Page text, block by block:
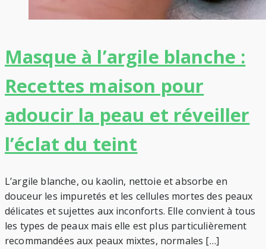
Masque à l’argile blanche :
Recettes maison pour
adoucir la peau et réveiller
l’éclat du teint
L’argile blanche, ou kaolin, nettoie et absorbe en
douceur les impuretés et les cellules mortes des peaux
délicates et sujettes aux inconforts. Elle convient à tous
les types de peaux mais elle est plus particulièrement
recommandées aux peaux mixtes, normales […]